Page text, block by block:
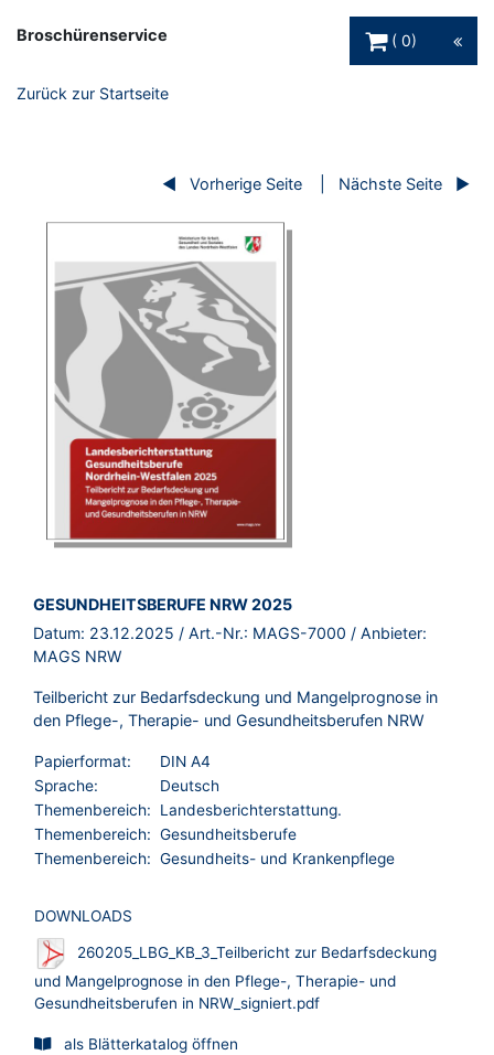
Broschürenservice
0
Zurück zur Startseite
Vorherige Seite Nächste Seite
BROSCHÜRE:
GESUNDHEITSBERUFE NRW 2025
Datum: 23.12.2025 / Art.-Nr.: MAGS-7000 / Anbieter:
MAGS NRW
Teilbericht zur Bedarfsdeckung und Mangelprognose in
den Pflege-, Therapie- und Gesundheitsberufen NRW
Papierformat:
DIN A4
Sprache:
Deutsch
Themenbereich:
Landesberichterstattung.
Themenbereich: Gesundheitsberufe
Themenbereich: Gesundheits- und Krankenpflege
DOWNLOADS
260205_LBG_KB_3_Teilbericht zur Bedarfsdeckung
und Mangelprognose in den Pflege-, Therapie- und
Gesundheitsberufen in NRW_signiert.pdf
als Blätterkatalog öffnen